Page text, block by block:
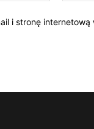
i stronę